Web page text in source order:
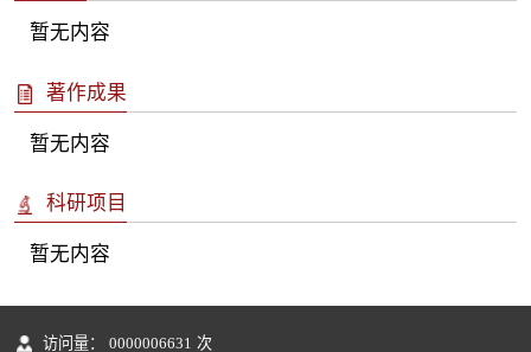
暂无内容
著作成果
暂无内容
科研项目
暂无内容
访问量： 0000006631 次